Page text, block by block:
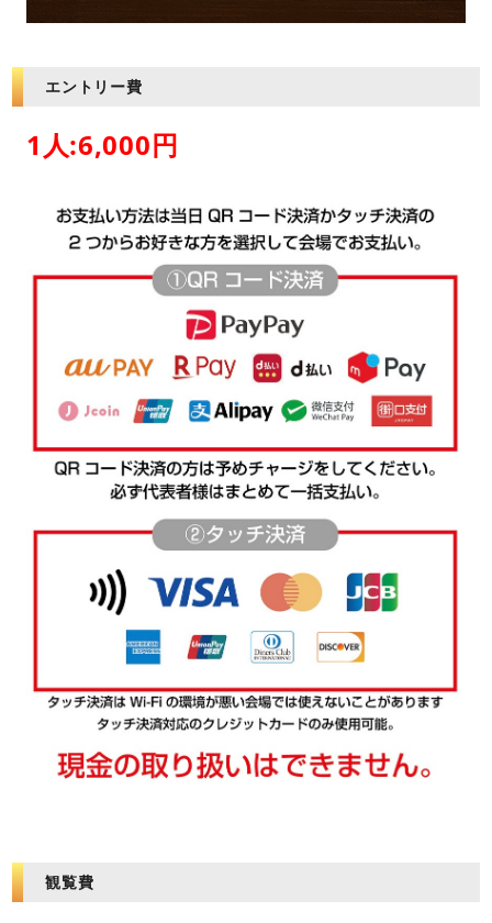
エントリー費
1人:6,000円
観覧費